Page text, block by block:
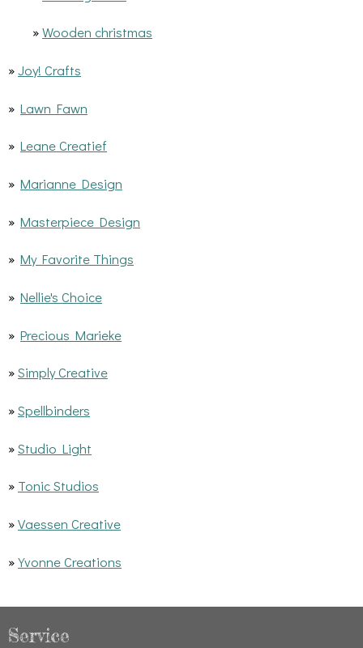
»Wooden christmas
»Joy! Crafts
» Lawn Fawn
» Leane Creatief
» Marianne Design
» Masterpiece Design
» My Favorite Things
» Nellie's Choice
» Precious Marieke
»Simply Creative
»Spellbinders
»Studio Light
» Tonic Studios
»Vaessen Creative
»Yvonne Creations
Service